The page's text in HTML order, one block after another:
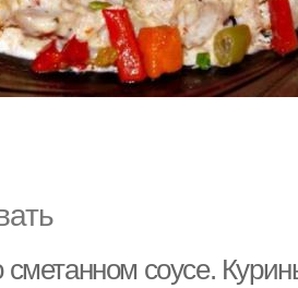
сметанном соусе.